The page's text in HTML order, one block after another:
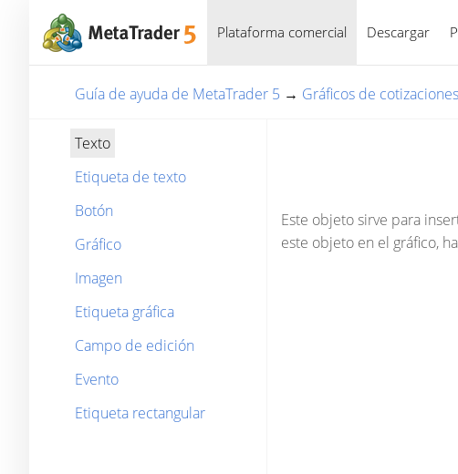
Plataforma comercial Descargar
Guía de ayuda de MetaTrader 5 → Gráficos de
Texto
Etiqueta de texto
Botón
Gráfico
Imagen
Etiqueta gráfica
Campo de edición
Evento
Etiqueta rectangular
Este objeto sirve para
este objeto en el gráfico,